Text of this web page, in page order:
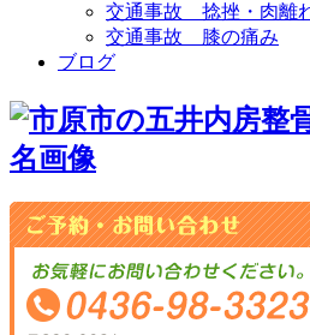
交通事故 捻挫・肉離
交通事故 膝の痛み
ブログ